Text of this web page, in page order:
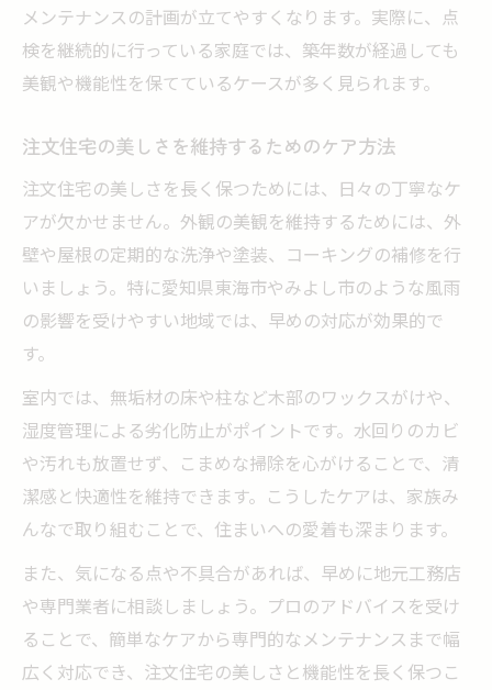
メンテナンスの計画が立てやすくなります。実際に、点
検を継続的に行っている家庭では、築年数が経過しても
美観や機能性を保てているケースが多く見られます。
注文住宅の美しさを維持するためのケア方法
注文住宅の美しさを長く保つためには、日々の丁寧なケ
アが欠かせません。外観の美観を維持するためには、外
壁や屋根の定期的な洗浄や塗装、コーキングの補修を行
いましょう。特に愛知県東海市やみよし市のような風雨
の影響を受けやすい地域では、早めの対応が効果的で
す。
室内では、無垢材の床や柱など木部のワックスがけや、
湿度管理による劣化防止がポイントです。水回りのカビ
や汚れも放置せず、こまめな掃除を心がけることで、清
潔感と快適性を維持できます。こうしたケアは、家族み
んなで取り組むことで、住まいへの愛着も深まります。
また、気になる点や不具合があれば、早めに地元工務店
や専門業者に相談しましょう。プロのアドバイスを受け
ることで、簡単なケアから専門的なメンテナンスまで幅
広く対応でき、注文住宅の美しさと機能性を長く保つこ